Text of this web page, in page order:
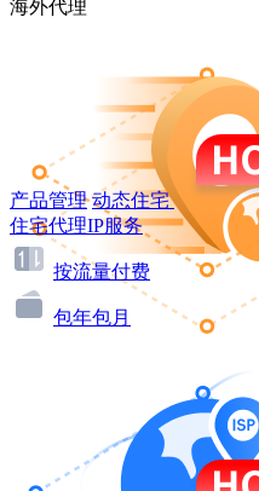
海外代理
产品管理 动态住宅
住宅代理IP服务
按流量付费
包年包月